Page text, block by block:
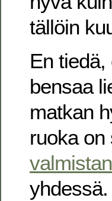
tällöin
En
bensaa
matkan
ruoka on
yhdessä.